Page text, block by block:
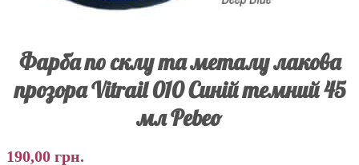
Фарба по склу та металу лакова
прозора Vitrail 010 Синій темний 45
мл Pebeo
190,00 грн.